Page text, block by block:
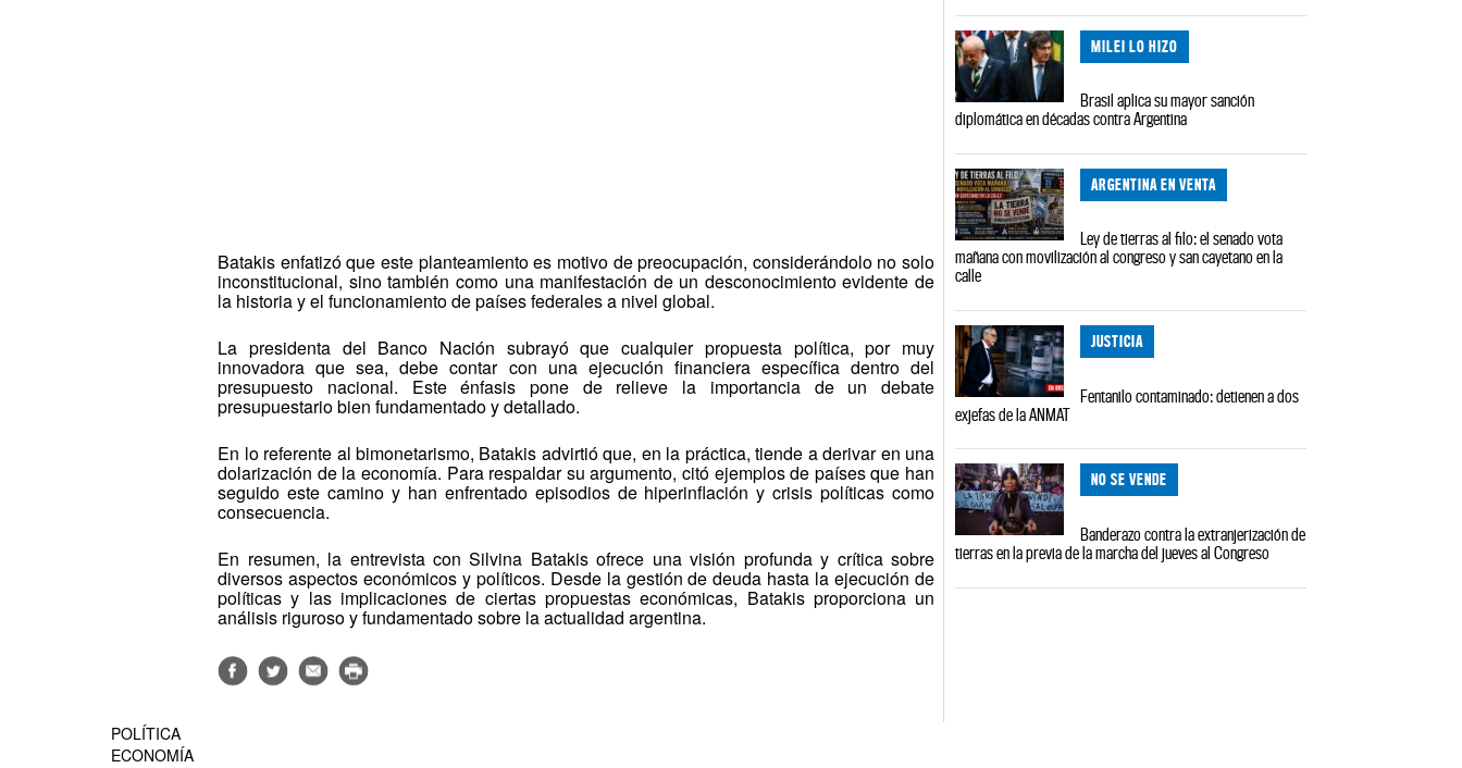
Batakis enfatizó que este planteamiento es motivo de preocupación, considerándolo no solo
inconstitucional, sino también como una manifestación de un desconocimiento evidente de
la historia y el funcionamiento de países federales a nivel global.
La presidenta del Banco Nación subrayó que cualquier propuesta política, por muy
innovadora que sea, debe contar con una ejecución financiera específica dentro del
presupuesto nacional. Este énfasis pone de relieve la importancia de un debate
presupuestario bien fundamentado y detallado.
En lo referente al bimonetarismo, Batakis advirtió que, en la práctica, tiende a derivar en una
dolarización de la economía. Para respaldar su argumento, citó ejemplos de países que han
seguido este camino y han enfrentado episodios de hiperinflación y crisis políticas como
consecuencia.
En resumen, la entrevista con Silvina Batakis ofrece una visión profunda y crítica sobre
diversos aspectos económicos y políticos. Desde la gestión de deuda hasta la ejecución de
políticas y las implicaciones de ciertas propuestas económicas, Batakis proporciona un
análisis riguroso y fundamentado sobre la actualidad argentina.
MILEI LO HIZO
Brasil aplica su mayor sanción
diplomática en décadas contra Argentina
ARGENTINA EN VENTA
Ley de tierras al filo: el senado vota
mañana con movilización al congreso y san cayetano en la
calle
JUSTICIA
Fentanilo contaminado: detienen a dos
exjefas de la ANMAT
NO SE VENDE
Banderazo contra la extranjerización de
tierras en la previa de la marcha del jueves al Congreso
POLÍTICA
ECONOMÍA